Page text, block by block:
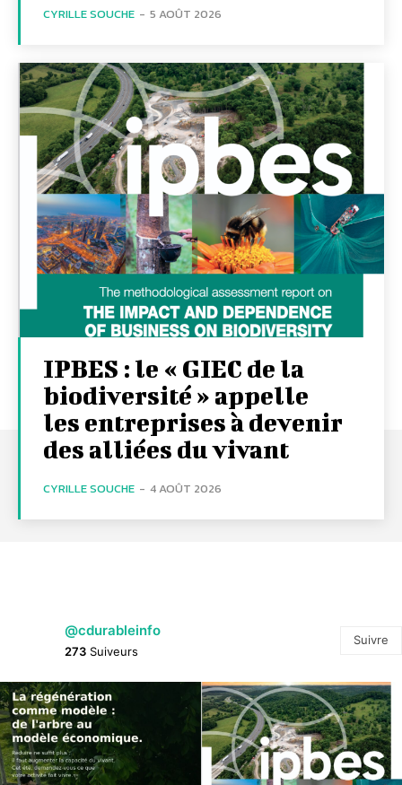
CYRILLE SOUCHE - 5 AOÛT 2026
IPBES : le « GIEC de la
biodiversité » appelle
les entreprises à devenir
des alliées du vivant
CYRILLE SOUCHE - 4 AOÛT 2026
@cdurableinfo
273 Suiveurs
Suivre